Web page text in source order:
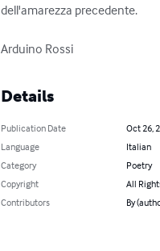
dell'amarezza precedente.
Arduino Rossi
Details
Publication Date
Oct 26,
Language
Italian
Category
Poetry
Copyright
All
Contributors
By